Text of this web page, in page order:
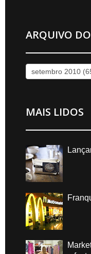
ARQUIVO
MAIS LIDOS